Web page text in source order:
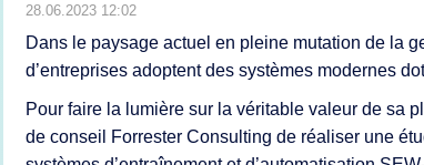
Gestion documentaire
Traitement documentaire
Génération de documents
Archivage
Traitement des courriers entrants
Gestion des cas
Tous les cas d'usages
Bureaux
Actualités
Carrières
28.06.2023 12:02
Dans le paysage actuel en pleine mutation de la
d’entreprises adoptent des systèmes modernes
Pour faire la lumière sur la véritable valeur de sa
de conseil Forrester Consulting de réaliser une